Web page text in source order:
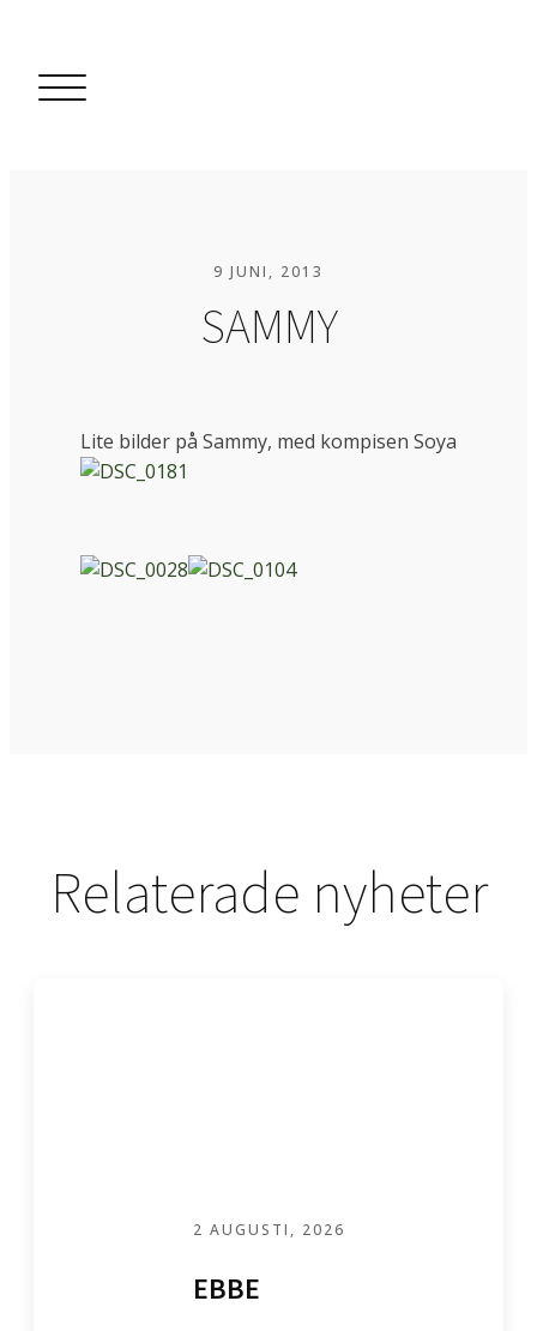
9 JUNI, 2013
SAMMY
Lite bilder på Sammy, med kompisen Soya
Relaterade nyheter
2 AUGUSTI, 2026
EBBE